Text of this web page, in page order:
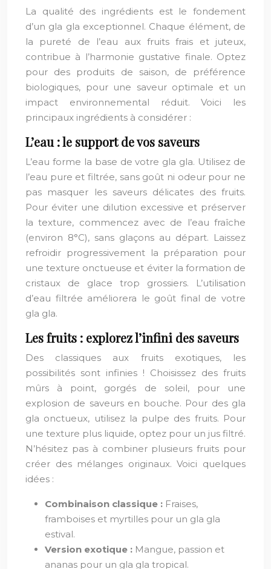
La qualité des ingrédients est le fondement
d’un gla gla exceptionnel. Chaque élément, de
la pureté de l’eau aux fruits frais et juteux,
contribue à l’harmonie gustative finale. Optez
pour des produits de saison, de préférence
biologiques, pour une saveur optimale et un
impact environnemental réduit. Voici les
principaux ingrédients à considérer :
L’eau : le support de vos saveurs
L’eau forme la base de votre gla gla. Utilisez de
l’eau pure et filtrée, sans goût ni odeur pour ne
pas masquer les saveurs délicates des fruits.
Pour éviter une dilution excessive et préserver
la texture, commencez avec de l’eau fraîche
(environ 8°C), sans glaçons au départ. Laissez
refroidir progressivement la préparation pour
une texture onctueuse et éviter la formation de
cristaux de glace trop grossiers. L’utilisation
d’eau filtrée améliorera le goût final de votre
gla gla.
Les fruits : explorez l’infini des saveurs
Des classiques aux fruits exotiques, les
possibilités sont infinies ! Choisissez des fruits
mûrs à point, gorgés de soleil, pour une
explosion de saveurs en bouche. Pour des gla
gla onctueux, utilisez la pulpe des fruits. Pour
une texture plus liquide, optez pour un jus filtré.
N’hésitez pas à combiner plusieurs fruits pour
créer des mélanges originaux. Voici quelques
idées :
Combinaison classique : Fraises,
framboises et myrtilles pour un gla gla
estival.
Version exotique : Mangue, passion et
ananas pour un gla gla tropical.